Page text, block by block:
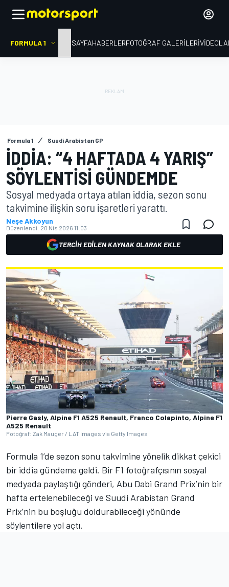
FORMULA 1 ANA SAYFAHABERLERFOTOĞRAF GALERILERI
Formula 1 Suudi Arabistan GP
İDDIA: “4 HAFTADA 4 YARIŞ”
SÖYLENTISI GÜNDEMDE
Sosyal medyada ortaya atılan iddia, sezon sonu
takvimine ilişkin soru işaretleri yarattı.
Neşe Akkoyun
Düzenlendi: 20 Nis 2026 11:03
TERCIH EDILEN KAYNAK OLARAK EKLE
Pierre Gasly, Alpine F1 A525 Renault, Franco Colapinto, Alpine F1
A525 Renault
Fotoğraf: Zak Mauger / LAT Images via Getty Images
Formula 1’de sezon sonu takvimine yönelik dikkat çekici
bir iddia gündeme geldi. Bir F1 fotoğrafçısının sosyal
medyada paylaştığı gönderi, Abu Dabi Grand Prix’nin bir
hafta ertelenebileceği ve Suudi Arabistan Grand
Prix’nin bu boşluğu doldurabileceği yönünde
söylentilere yol açtı.